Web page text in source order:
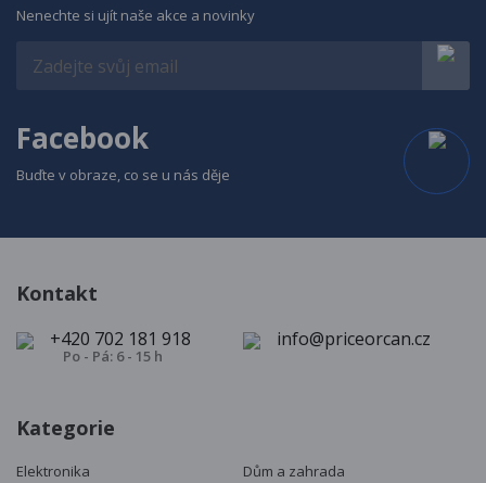
Nenechte si ujít naše akce a novinky
Facebook
Buďte v obraze, co se u nás děje
Kontakt
+420 702 181 918
Po - Pá: 6 - 15 h
info@priceorcan.cz
Kategorie
Elektronika
Dům a zahrada